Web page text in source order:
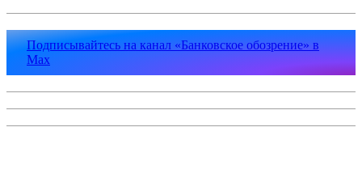
Подписывайтесь на канал «Банковское обозрение» в
Max